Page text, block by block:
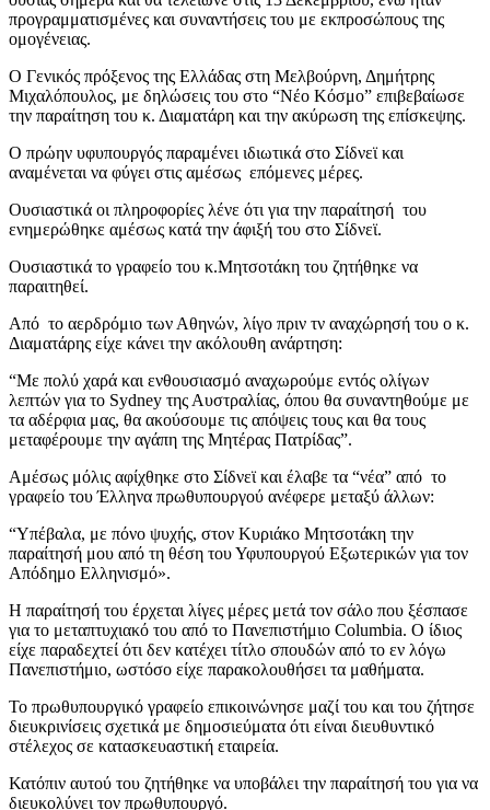
προγραμματισμένες και συναντήσεις του με εκπροσώπους της
ομογένειας.
Ο Γενικός πρόξενος της Ελλάδας στη Μελβούρνη, Δημήτρης
Μιχαλόπουλος, με δηλώσεις του στο “Νέο Κόσμο” επιβεβαίωσε
την παραίτηση του κ. Διαματάρη και την ακύρωση της επίσκεψης.
Ο πρώην υφυπουργός παραμένει ιδιωτικά στο Σίδνεϊ και
αναμένεται να φύγει στις αμέσως επόμενες μέρες.
Ουσιαστικά οι πληροφορίες λένε ότι για την παραίτησή του
ενημερώθηκε αμέσως κατά την άφιξή του στο Σίδνεϊ.
Ουσιαστικά το γραφείο του κ.Μητσοτάκη του ζητήθηκε να
παραιτηθεί.
Από το αερδρόμιο των Αθηνών, λίγο πριν τν αναχώρησή του ο κ.
Διαματάρης είχε κάνει την ακόλουθη ανάρτηση:
“Με πολύ χαρά και ενθουσιασμό αναχωρούμε εντός ολίγων
λεπτών για το Sydney της Αυστραλίας, όπου θα συναντηθούμε με
τα αδέρφια μας, θα ακούσουμε τις απόψεις τους και θα τους
μεταφέρουμε την αγάπη της Μητέρας Πατρίδας”.
Αμέσως μόλις αφίχθηκε στο Σίδνεϊ και έλαβε τα “νέα” από το
γραφείο του Έλληνα πρωθυπουργού ανέφερε μεταξύ άλλων:
“Υπέβαλα, με πόνο ψυχής, στον Κυριάκο Μητσοτάκη την
παραίτησή μου από τη θέση του Υφυπουργού Εξωτερικών για τον
Απόδημο Ελληνισμό».
Η παραίτησή του έρχεται λίγες μέρες μετά τον σάλο που ξέσπασε
για το μεταπτυχιακό του από το Πανεπιστήμιο Columbia. Ο ίδιος
είχε παραδεχτεί ότι δεν κατέχει τίτλο σπουδών από το εν λόγω
Πανεπιστήμιο, ωστόσο είχε παρακολουθήσει τα μαθήματα.
Το πρωθυπουργικό γραφείο επικοινώνησε μαζί του και του ζήτησε
διευκρινίσεις σχετικά με δημοσιεύματα ότι είναι διευθυντικό
στέλεχος σε κατασκευαστική εταιρεία.
Κατόπιν αυτού του ζητήθηκε να υποβάλει την παραίτησή του για να
διευκολύνει τον πρωθυπουργό.